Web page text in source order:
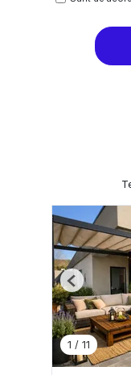
1 / 11
Previous